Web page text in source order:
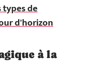
types de
d'horizon
à la